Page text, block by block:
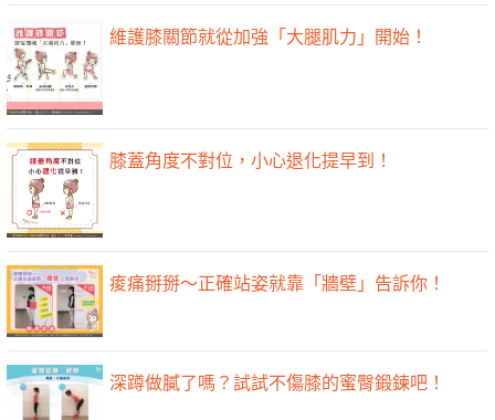
維護膝關節就從加強「大腿肌力」開始！
膝蓋角度不對位，小心退化提早到！
痠痛掰掰～正確站姿就靠「牆壁」告訴你！
深蹲做膩了嗎？試試不傷膝的蜜臀鍛鍊吧！